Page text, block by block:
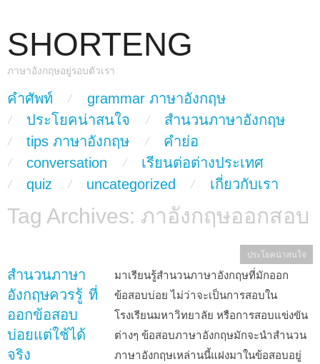
SHORTENG
ภาษาอังกฤษอยู่รอบตัวเรา
Main Menu
skip to content
คำศัพท์
grammar ภาษาอังกฤษ
ประโยคน่าสนใจ
สำนวนภาษาอังกฤษ
tips ภาษาอังกฤษ
คำย่อ
conversation
เรียนต่อต่างประเทศ
quiz
uncategorized เกี่ยวกับเรา
Tag Archives: ภาอังกฤษออกสอบ
สำนวนภาษา
อังกฤษควรรู้ ที่
ออกข้อสอบ
บ่อยแต่ใช้ได้
จริง
มาเรียนรู้สำนวนภาษาอังกฤษที่มักออก
ข้อสอบบ่อย ไม่ว่าจะเป็นการสอบใน
โรงเรียนมหาวิทยาลัย หรือการสอบแข่งขัน
ต่างๆ ข้อสอบภาษาอังกฤษมักจะนำสำนวน
ภาษาอังกฤษเหล่านนี้แฝงมาในข้อสอบอยู่
ประโยคน่าสนใจ